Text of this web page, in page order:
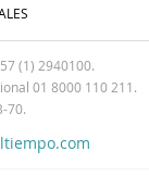
(1) 2940100.
01 8000 110 211.
70.